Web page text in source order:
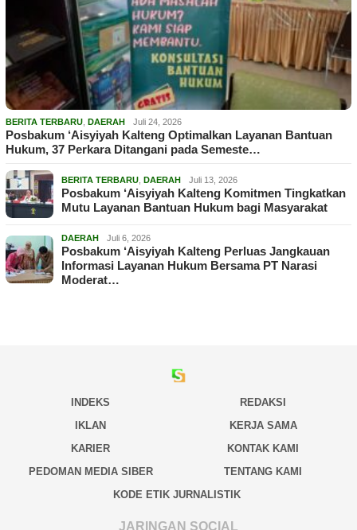
BERITA TERBARU DAERAH Juli 24, 2026
Posbakum ‘Aisyiyah Kalteng Optimalkan Layanan Bantuan
Hukum, 37 Perkara Ditangani pada Semeste…
BERITA TERBARU DAERAH Juli 13, 2026
Posbakum ‘Aisyiyah Kalteng Komitmen Tingkatkan
Mutu Layanan Bantuan Hukum bagi Masyarakat
DAERAH Juli 6, 2026
Posbakum ‘Aisyiyah Kalteng Perluas Jangkauan
Informasi Layanan Hukum Bersama PT Narasi
Moderat…
INDEKS
REDAKSI
IKLAN
KERJA SAMA
KARIER
KONTAK KAMI
PEDOMAN MEDIA SIBER
TENTANG KAMI
KODE ETIK JURNALISTIK
JARINGAN SOCIAL